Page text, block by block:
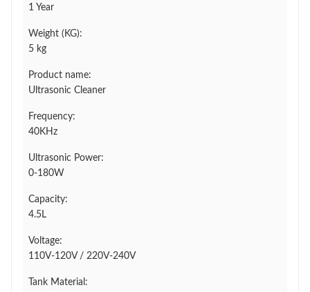
1 Year
Weight (KG):
5 kg
Product name:
Ultrasonic Cleaner
Frequency:
40KHz
Ultrasonic Power:
0-180W
Capacity:
4.5L
Voltage:
110V-120V / 220V-240V
Tank Material: